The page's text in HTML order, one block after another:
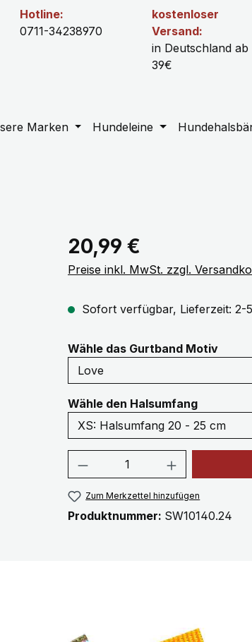
Hotline:
0711-34238970
kostenloser
Versand:
in Deutschland ab
39€
Marken Hundeleine
Regulärer Preis:
20,99 €
Preise inkl. MwSt. zzgl.
Sofort verfügbar, Lieferzeit: 2-
Wähle das Gurtband Motiv
Wähle den Halsumfang
Produkt Anzahl: Gib
Zum Merkzettel hinzufügen
Produktnummer: SW10140.24